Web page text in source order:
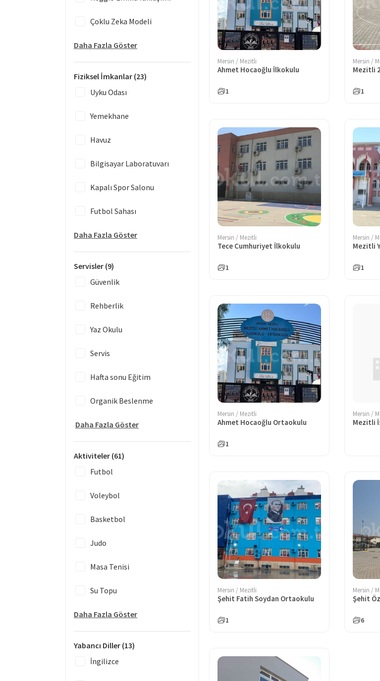
Çoklu Zeka Modeli
Daha Fazla Göster
Fiziksel İmkanlar (23)
Uyku Odası
Yemekhane
Havuz
Bilgisayar Laboratuvarı
Kapalı Spor Salonu
Futbol Sahası
Daha Fazla Göster
Servisler (9)
Güvenlik
Rehberlik
Yaz Okulu
Servis
Hafta sonu Eğitim
Organik Beslenme
Daha Fazla Göster
Aktiviteler (61)
Futbol
Voleybol
Basketbol
Judo
Masa Tenisi
Su Topu
Daha Fazla Göster
Yabancı Diller (13)
İngilizce
Mersin / Mezitli
Ahmet Hocaoğlu İlkokulu
1
Mersin /
Mezitli
1
Mersin / Mezitli
Tece Cumhuriyet İlkokulu
1
Mersin /
Mezitli
1
Mersin / Mezitli
Ahmet Hocaoğlu Ortaokulu
1
Mersin /
Mersin / Mezitli
Şehit Fatih Soydan Ortaokulu
1
Mersin /
Şehit
6